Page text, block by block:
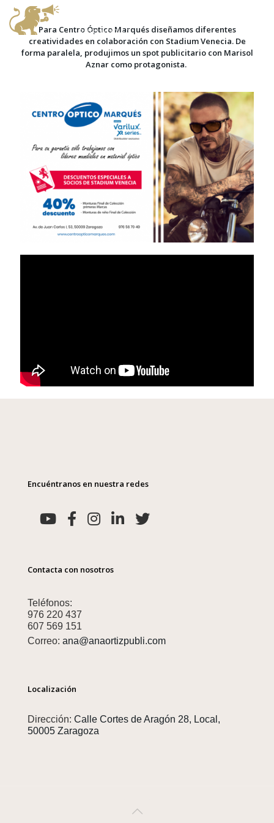
Para Centro Óptico Marqués diseñamos diferentes
creatividades en colaboración con Stadium Venecia. De
forma paralela, produjimos un spot publicitario con Marisol
Aznar como protagonista.
Encuéntranos en nuestra redes
Contacta con nosotros
Teléfonos:
976 220 437
607 569 151
Correo: ana@anaortizpubli.com
Localización
Dirección: Calle Cortes de Aragón 28, Local,
50005 Zaragoza